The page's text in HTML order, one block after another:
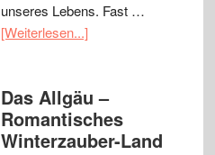
unseres Lebens. Fast …
[Weiterlesen...]
Das Allgäu –
Romantisches
Winterzauber-Land